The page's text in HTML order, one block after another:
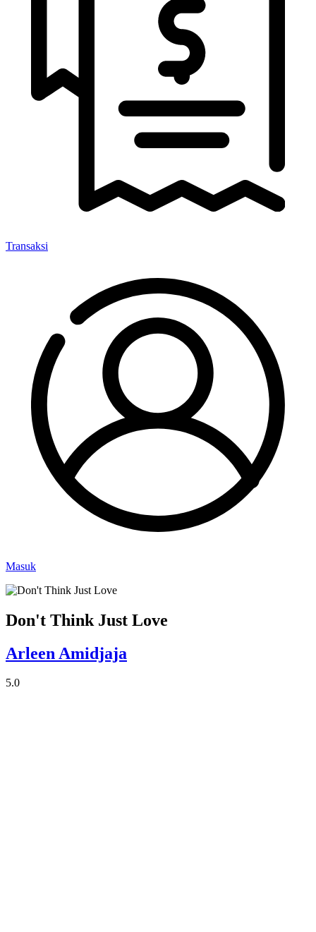
Transaksi
Masuk
Don't Think Just Love
Arleen Amidjaja
5.0